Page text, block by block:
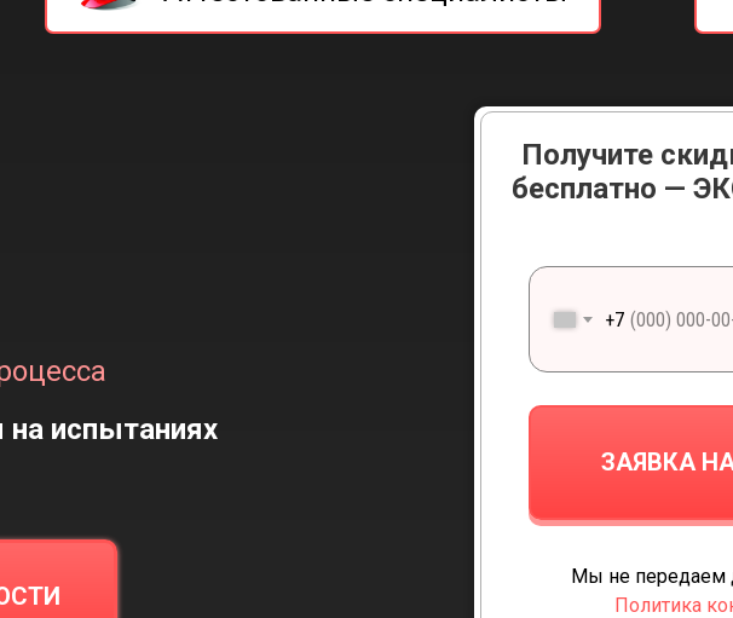
Получите
бесплатно —
ЗАЯВКА
+7
Мы не передаем
Политика
на испытаниях